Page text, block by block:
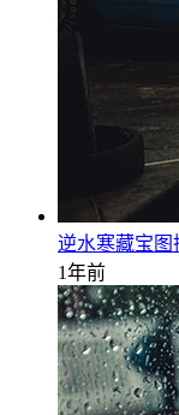
逆水寒藏宝图
1年前